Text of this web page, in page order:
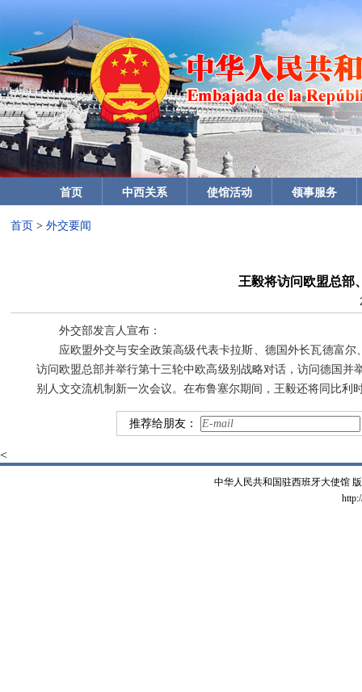
首页 中西关系 使馆活动 领事服务
首页 > 外交要闻
王毅将访问欧盟总部
外交部发言人宣布：
应欧盟外交与安全政策高级代表卡拉斯、德国外长瓦德富
访问欧盟总部并举行第十三轮中欧高级别战略对话，访问德国
别人文交流机制新一次会议。在布鲁塞尔期间，王毅还将同比利
推荐给朋友：
<
中华人民共和国驻西班牙大使馆